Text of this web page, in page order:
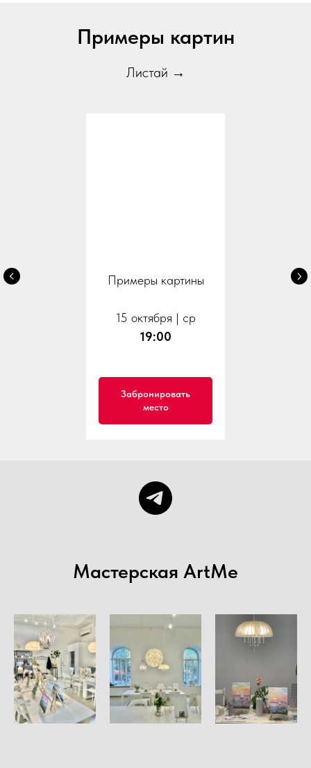
Примеры картин
Листай →
Примеры картины
15 октября | ср
19:00
Забронировать
место
Мастерская ArtMe